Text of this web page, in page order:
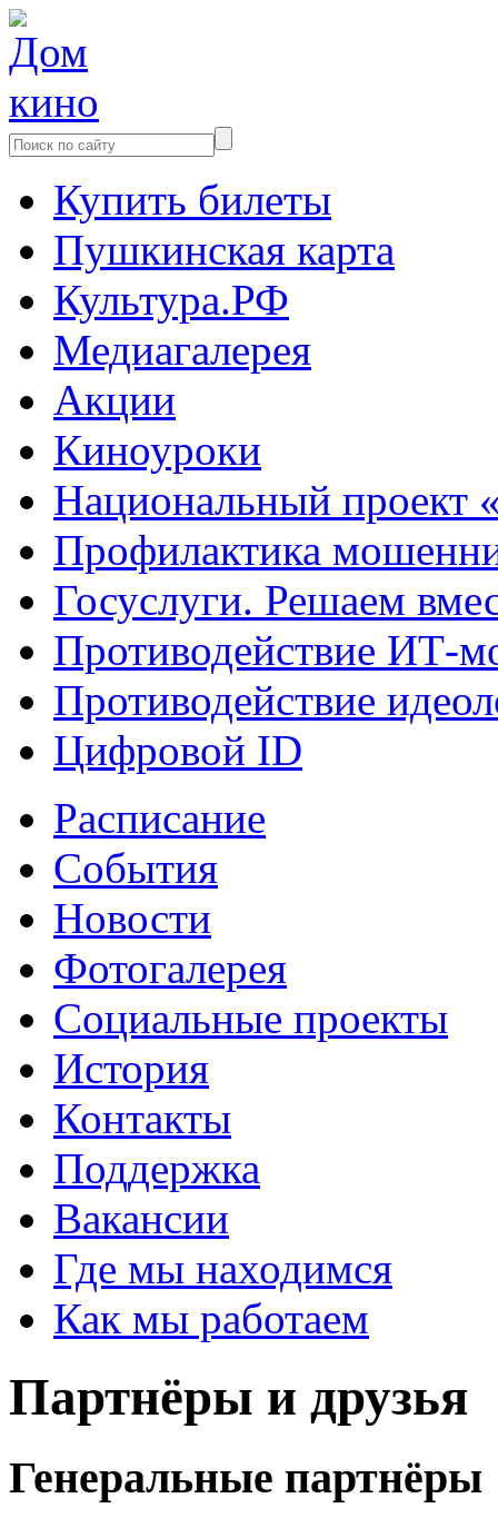
Купить билеты
Пушкинская карта
Культура.РФ
Медиагалерея
Акции
Киноуроки
Национальный проект
Профилактика
Госуслуги. Решаем
Противодействие ИТ-
Противодействие
Цифровой ID
Расписание
События
Новости
Фотогалерея
Социальные проекты
История
Контакты
Поддержка
Вакансии
Где мы находимся
Как мы работаем
Партнёры и друзья
Генеральные партнёры